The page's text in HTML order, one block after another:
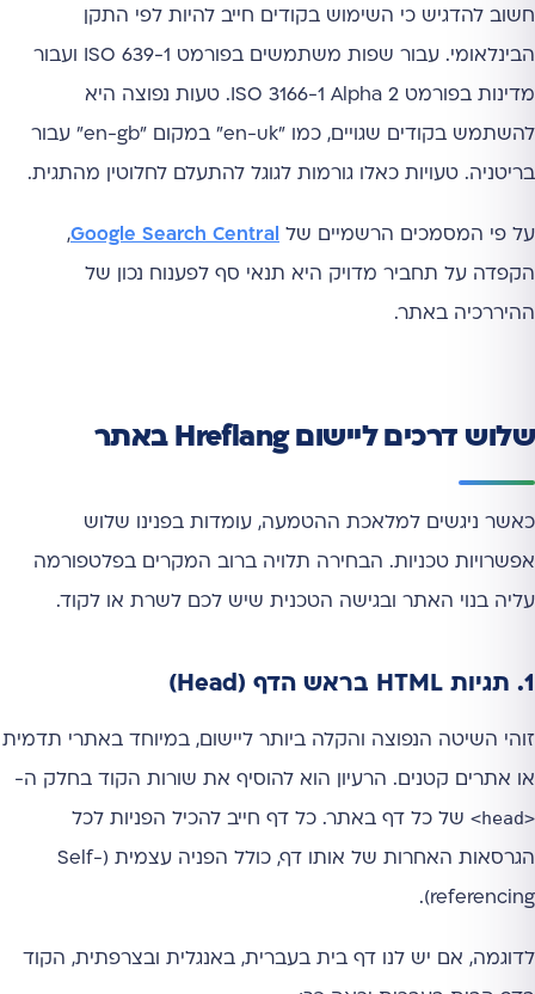
חשוב להדגיש כי השימוש בקודים חייב להיות לפי התקן
הבינלאומי. עבור שפות משתמשים בפורמט ISO 639-1 ועבור
מדינות בפורמט ISO 3166-1 Alpha 2. טעות נפוצה היא
להשתמש בקודים שגויים, כמו "en-uk" במקום "en-gb" עבור
בריטניה. טעויות כאלו גורמות לגוגל להתעלם לחלוטין מהתגית.
על פי המסמכים הרשמיים של Google Search Central
,
הקפדה על תחביר מדויק היא תנאי סף לפענוח נכון של
ההיררכיה באתר.
שלוש דרכים ליישום Hreflang באתר
כאשר ניגשים למלאכת ההטמעה, עומדות בפנינו שלוש
אפשרויות טכניות. הבחירה תלויה ברוב המקרים בפלטפורמה
עליה בנוי האתר ובגישה הטכנית שיש לכם לשרת או לקוד.
1. תגיות HTML בראש הדף (Head)
זוהי השיטה הנפוצה והקלה ביותר ליישום, במיוחד באתרי תדמית
או אתרים קטנים. הרעיון הוא להוסיף את שורות הקוד בחלק ה-
<head> של כל דף באתר. כל דף חייב להכיל הפניות לכל
הגרסאות האחרות של אותו דף, כולל הפניה עצמית (Self-
referencing).
לדוגמה, אם יש לנו דף בית בעברית, באנגלית ובצרפתית, הקוד